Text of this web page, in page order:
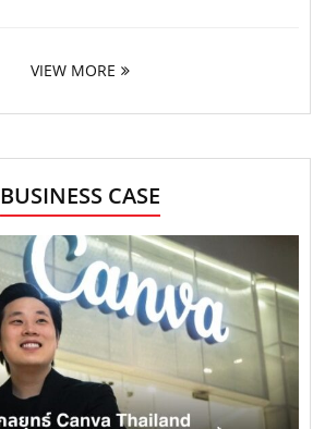
VIEW MORE
BUSINESS CASE